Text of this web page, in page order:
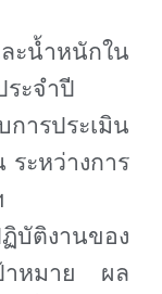
ะน้ำหนักใน
ระจำปี
การประเมิน
ระหว่างการ
บัติงานของ
าหมาย ผล